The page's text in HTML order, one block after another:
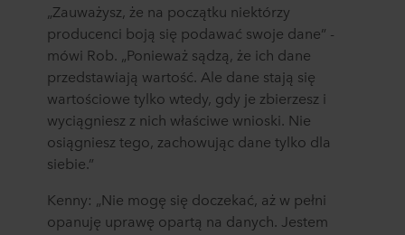
„Zauważysz, że na początku niektórzy
producenci boją się podawać swoje dane” -
mówi Rob. „Ponieważ sądzą, że ich dane
przedstawiają wartość. Ale dane stają się
wartościowe tylko wtedy, gdy je zbierzesz i
wyciągniesz z nich właściwe wnioski. Nie
osiągniesz tego, zachowując dane tylko dla
siebie.”
Kenny: „Nie mogę się doczekać, aż w pełni
opanuję uprawę opartą na danych. Jestem